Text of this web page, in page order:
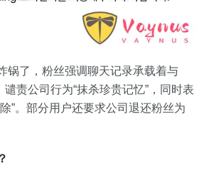
锅了，粉丝强调聊天记录承载着与
责公司行为“抹杀珍贵记忆”，同时表
”。部分用户还要求公司退还粉丝为